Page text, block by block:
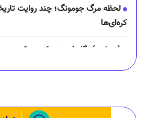
لحظه مرگ جومونگ؛ چند روایت
کره‌ای‌ها
(تصاویر) نگار فرهمند کیست؟